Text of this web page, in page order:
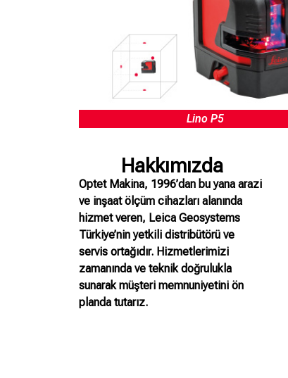
Lino P5
Hakkımızda
Optet Makina, 1996’dan bu yana arazi
ve inşaat ölçüm cihazları alanında
hizmet veren, Leica Geosystems
Türkiye’nin yetkili distribütörü ve
servis ortağıdır. Hizmetlerimizi
zamanında ve teknik doğrulukla
sunarak müşteri memnuniyetini ön
planda tutarız.